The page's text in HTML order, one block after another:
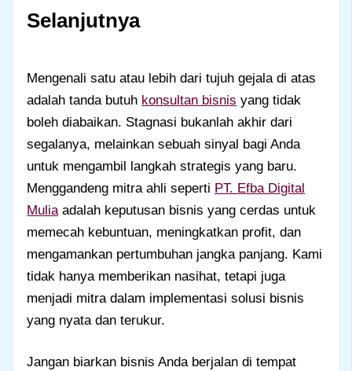
Selanjutnya
Mengenali satu atau lebih dari tujuh gejala di atas
adalah tanda butuh konsultan bisnis yang tidak
boleh diabaikan. Stagnasi bukanlah akhir dari
segalanya, melainkan sebuah sinyal bagi Anda
untuk mengambil langkah strategis yang baru.
Menggandeng mitra ahli seperti PT. Efba Digital
Mulia adalah keputusan bisnis yang cerdas untuk
memecah kebuntuan, meningkatkan profit, dan
mengamankan pertumbuhan jangka panjang. Kami
tidak hanya memberikan nasihat, tetapi juga
menjadi mitra dalam implementasi solusi bisnis
yang nyata dan terukur.
Jangan biarkan bisnis Anda berjalan di tempat